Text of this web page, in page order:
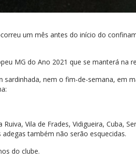
um mês antes do início do
MG do Ano 2021 que se manterá na
sardinhada, nem o fim-de-semana, em
Vila de Frades, Vidigueira, Cuba,
também não serão esquecidas.
do clube.